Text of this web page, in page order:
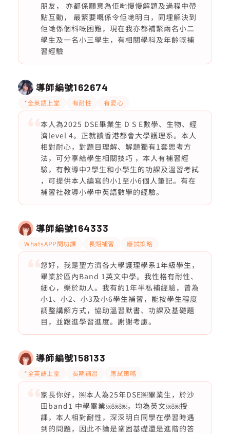
朋友， 亦都係願意為佢哋慢慢解題及過程中帶
點互動， 最緊要嘅係令佢哋明白，同埋解決到
佢哋係個科嘅困難，現在我亦都補緊兩名小二
學生及一名小三學生，有相關學科及年齡嘅補
習經驗
導師編號162674
*全英語上堂 有耐性 有愛心
本人為2025 DSE畢業生 D S E數學、生物、經
濟level 4。正就讀香港都會大學護理系。本人
相對耐心，對題目理解、解題獨有1套思考方
法，可分享給學生相關技巧 ，本人有補習經
驗，有教導中2學生和小學生的功課及溫習考試
，可提供本人編寫的小1至小6個人筆記。有在
補習社教導小學中英語數學的經驗。
導師編號164333
WhatsAPP問功課 長期補習 應試策略
您好，我是聖方濟各大學護理學系1年級學生，
畢業於區內Band 1英文中學。我性格有耐性、
細心，樂於助人。我有約1年半私補經驗，曾為
小1、小2、小3及小6學生補習，能按學生程度
調整講解方式，協助溫習默書、功課及基礎題
目，並跟進學習進度。謝謝考慮。
導師編號158133
*全英語上堂 長期補習 應試策略
家長你好，￼本人為25年DSE￼畢業生，於沙
田band1 中學畢業￼￼￼，均為英文￼￼授
課，本人相對耐性，深深明白同學在學習時遇
到的問題，因此不論是鞏固基礎還是進階的答